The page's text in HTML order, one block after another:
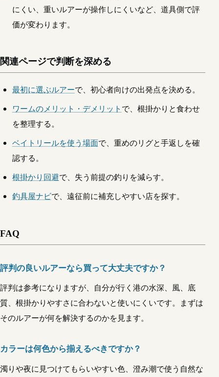
にくい、重いルアーが操作しにくいなど、道具側で評
価が変わります。
関連ページで判断を深める
最初に選ぶルアーで、初心者向けの出発点を決める。
ワームのメリット・デメリット で、根掛かりと食わせ
を整理する。
ベイトリールを使う場面で、重めのリグと手返しを確
認する。
根掛かり回避で、失う前提の釣りを減らす。
釣具屋ナビで、遠征前に補充しやすい店を探す。
FAQ
評判の良いルアーなら買って大丈夫ですか？
評判は参考になりますが、自分が行く港の水深、風、底
質、根掛かりやすさに合わないと使いにくいです。まずは
そのルアーが何を解決するのかを見ます。
カラーは何色から揃えるべきですか？
濁りや夜に見つけてもらいやすい色、澄み潮で使う自然な